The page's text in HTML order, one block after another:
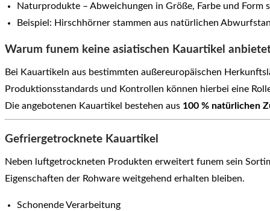
Naturprodukte – Abweichungen in Größe, Farbe und Form
Beispiel: Hirschhörner stammen aus natürlichen
Warum funem keine asiatischen Kauartikel
Bei Kauartikeln aus bestimmten außereuropäischen
Produktionsstandards und Kontrollen können hierbei eine
Die angebotenen Kauartikel bestehen aus 100 % natürlichen
Gefriergetrocknete Kauartikel
Neben luftgetrockneten Produkten erweitert funem sein
Eigenschaften der Rohware weitgehend erhalten bleiben.
Schonende Verarbeitung